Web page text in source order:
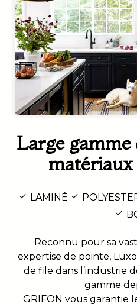
Large
LAMINÉ
Reconnu pour sa
expertise de pointe,
de file dans l’industrie
gamme
GRIFON vous garantie